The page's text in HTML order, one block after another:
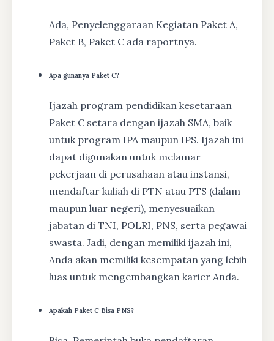
Ada, Penyelenggaraan Kegiatan Paket A,
Paket B, Paket C ada raportnya.
Apa gunanya Paket C?
Ijazah program pendidikan kesetaraan
Paket C setara dengan ijazah SMA, baik
untuk program IPA maupun IPS. Ijazah ini
dapat digunakan untuk melamar
pekerjaan di perusahaan atau instansi,
mendaftar kuliah di PTN atau PTS (dalam
maupun luar negeri), menyesuaikan
jabatan di TNI, POLRI, PNS, serta pegawai
swasta. Jadi, dengan memiliki ijazah ini,
Anda akan memiliki kesempatan yang lebih
luas untuk mengembangkan karier Anda.
Apakah Paket C Bisa PNS?